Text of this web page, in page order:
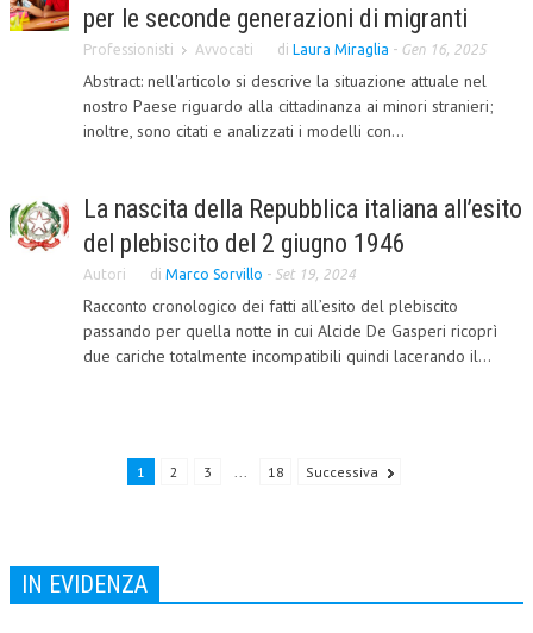
PRASSI
AMMINISTRATIVA
TRIBUTARIA
COSTITUZIONALE
CIVILE
TRIBUTARIA
PENALE
ARCHIVIO EVENTI (FINO AL 2022)
BOLLETTINO FINANZIAMENTI
per le seconde generazioni di migranti
Professionisti Avvocati di Laura Miraglia - Gen 16, 2025
Abstract: nell'articolo si descrive la situazione attuale nel
nostro Paese riguardo alla cittadinanza ai minori stranieri;
inoltre, sono citati e analizzati i modelli con...
La nascita della Repubblica italiana all’esito
del plebiscito del 2 giugno 1946
Autori di Marco Sorvillo - Set 19, 2024
Racconto cronologico dei fatti all’esito del plebiscito
passando per quella notte in cui Alcide De Gasperi ricoprì
due cariche totalmente incompatibili quindi lacerando il...
1 2 3 ... 18 Successiva
IN EVIDENZA